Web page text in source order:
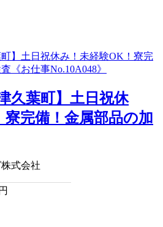
久葉町】土日祝休
完備！金属部品の加
式会社
円